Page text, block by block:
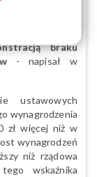
określił
braku
- napisał w
ustawowych
wynagrodzenia
zł więcej niż w
wynagrodzeń
niż rządowa
wskaźnika